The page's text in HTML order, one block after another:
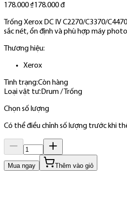
178.000 ₫178.000 đ
Trống Xerox DC IV C2270/C3370/
sắc nét, ổn định và phù hợp máy
Thương hiệu:
Xerox
Tình trạng:Còn hàng
Loại vật tư: Drum / Trống
Chọn số lượng
Có thể điều chỉnh số lượng trước khi
Mua ngay Thêm vào giỏ